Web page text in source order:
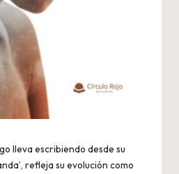
lleva escribiendo desde su
refleja su evolución como